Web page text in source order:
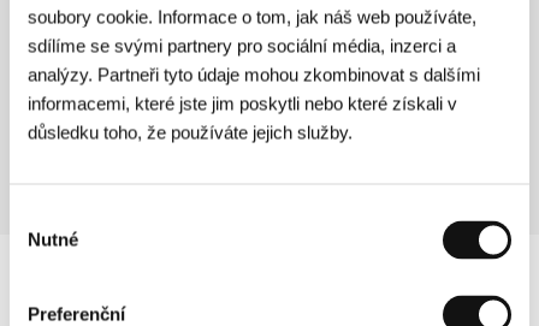
soubory cookie. Informace o tom, jak náš web používáte,
sdílíme se svými partnery pro sociální média, inzerci a
analýzy. Partneři tyto údaje mohou zkombinovat s dalšími
informacemi, které jste jim poskytli nebo které získali v
důsledku toho, že používáte jejich služby.
souhlasu
Nutné
Preferenční
Někde je líp
(Somewhere Better)
Režie: Mira Erdevički / Velká Británie, Česká republika,
2003, 69 min